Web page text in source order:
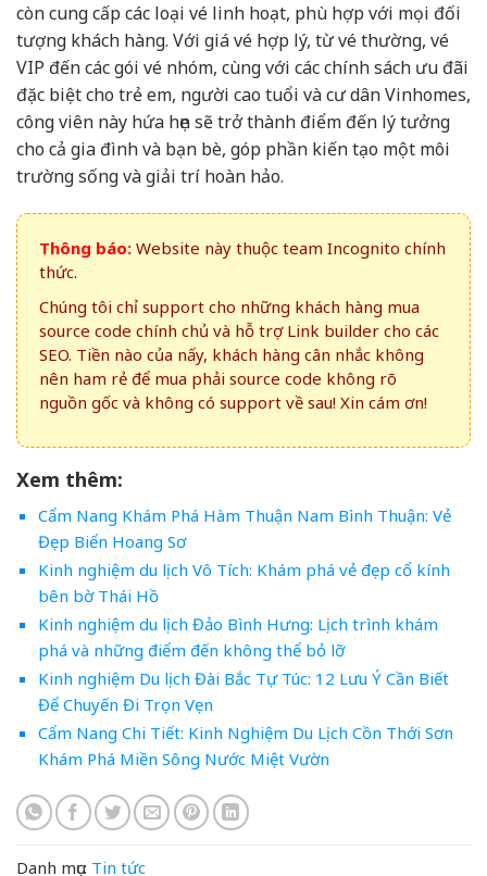
còn cung cấp các loại vé linh hoạt, phù hợp với mọi đối
tượng khách hàng. Với giá vé hợp lý, từ vé thường, vé
VIP đến các gói vé nhóm, cùng với các chính sách ưu đãi
đặc biệt cho trẻ em, người cao tuổi và cư dân Vinhomes,
công viên này hứa hẹn sẽ trở thành điểm đến lý tưởng
cho cả gia đình và bạn bè, góp phần kiến tạo một môi
trường sống và giải trí hoàn hảo.
Thông báo: Website này thuộc team Incognito chính
thức.
Chúng tôi chỉ support cho những khách hàng mua
source code chính chủ và hỗ trợ Link builder cho các
SEO. Tiền nào của nấy, khách hàng cân nhắc không
nên ham rẻ để mua phải source code không rõ
nguồn gốc và không có support về sau! Xin cám ơn!
Xem thêm:
Cẩm Nang Khám Phá Hàm Thuận Nam Bình Thuận: Vẻ
Đẹp Biển Hoang Sơ
Kinh nghiệm du lịch Vô Tích: Khám phá vẻ đẹp cổ kính
bên bờ Thái Hồ
Kinh nghiệm du lịch Đảo Bình Hưng: Lịch trình khám
phá và những điểm đến không thể bỏ lỡ
Kinh nghiệm Du lịch Đài Bắc Tự Túc: 12 Lưu Ý Cần Biết
Để Chuyến Đi Trọn Vẹn
Cẩm Nang Chi Tiết: Kinh Nghiệm Du Lịch Cồn Thới Sơn
Khám Phá Miền Sông Nước Miệt Vườn
Danh mục: Tin tức